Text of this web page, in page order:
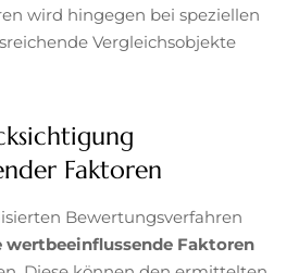
wird hingegen bei speziellen
Vergleichsobjekte
Faktoren
Bewertungsverfahren
Faktoren